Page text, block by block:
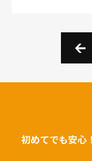
初めてでも安心